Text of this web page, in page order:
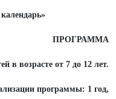
ПРОГРАММА
в возрасте от 7 до 12 лет.
программы: 1 год,